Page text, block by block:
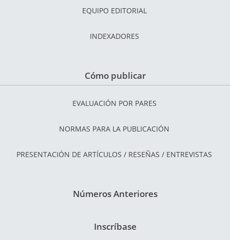
EQUIPO EDITORIAL
INDEXADORES
Cómo publicar
EVALUACIÓN POR PARES
NORMAS PARA LA PUBLICACIÓN
PRESENTACIÓN DE ARTÍCULOS / RESEÑAS / ENTREVISTAS
Números Anteriores
Inscríbase